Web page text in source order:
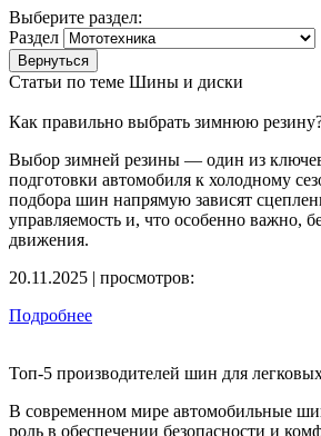
Выберите раздел:
Раздел
Статьи по теме Шины и диски
Как правильно выбрать зимнюю
Выбор зимней резины — один из
подготовки автомобиля к холодному
подбора шин напрямую зависят
управляемость и, что особенно важно,
движения.
20.11.2025 | просмотров:
Подробнее
Топ-5 производителей шин для
В современном мире автомобильные
роль в обеспечении безопасности и